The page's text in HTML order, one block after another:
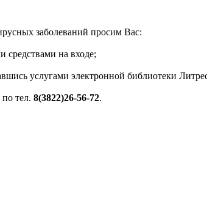
заболеваний просим Вас:
средствами на входе;
услугами электронной библиотеки
тел. 8(3822)26-56-72.